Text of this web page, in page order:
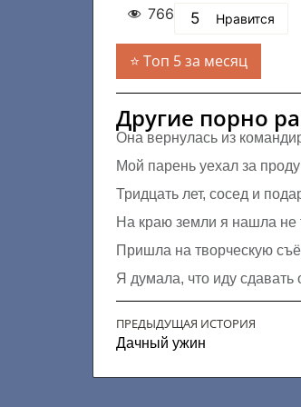
766 5 Нравится
Топ 5 за месяц
Другие порно
Она вернулась из
Мой парень уехал за
Тридцать лет, сосед и
На краю земли я нашла не
Пришла на творческую
Я думала, что иду сдавать
ПРЕДЫДУЩАЯ ИСТОРИЯ
Дачный ужин